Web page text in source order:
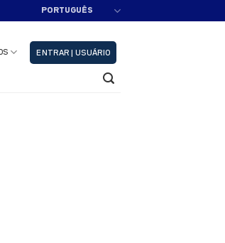
PORTUGUÊS
ENTRAR | USUÁRIO
Fechar